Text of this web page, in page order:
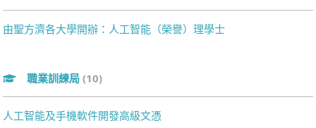
由聖方濟各大學開辦：人工智能（榮譽）理學士
職業訓練局 (10)
人工智能及手機軟件開發高級文憑